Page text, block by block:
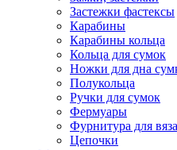
Застежки фастексы
Карабины
Карабины кольца
Кольца для сумок
Ножки для дна
Полукольца
Ручки для сумок
Фермуары
Фурнитура для
Цепочки